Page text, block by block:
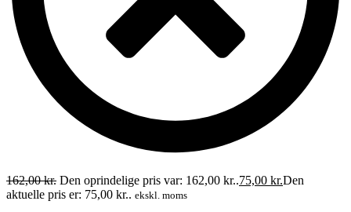
162,00kr. Den oprindelige pris var: 162,00 kr..75,00 kr.Den
aktuelle pris er: 75,00 kr.. ekskl. moms